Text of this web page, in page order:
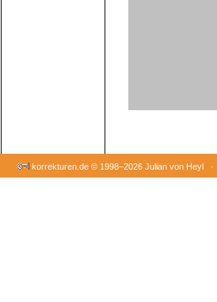
korrekturen.de © 1998–2026 Julian von Heyl ·